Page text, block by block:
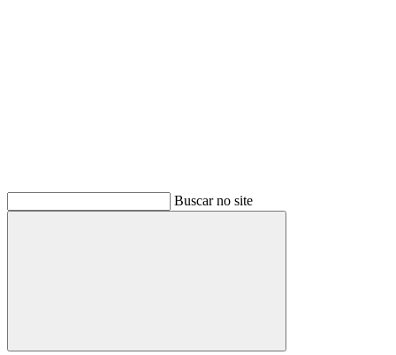
Buscar no site